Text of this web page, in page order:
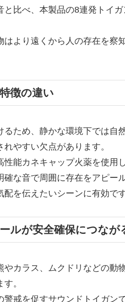
と比べ、本製品の8連発トイ
はより遠くから人の存在を察
徴の違い
るため、静かな環境下では自
やすい欠点があります。
性能カネキャップ火薬を使用
な音で周囲に存在をアピー
を伝えたいシーンに有効です
ルが安全確保につなが
やカラス、ムクドリなどの動
。
戒を促すサウンドトイガン